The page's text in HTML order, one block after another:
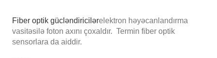
Fiber optik gücləndiricilərelektron həyəcanlandırma
vasitəsilə foton axını çoxaldır. Termin fiber optik
sensorlara da aiddir.